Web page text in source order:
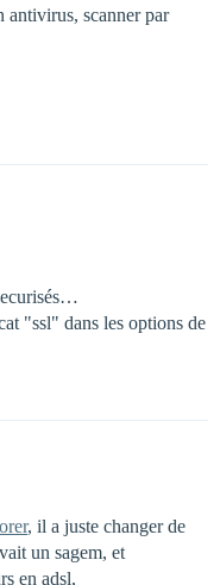
antivirus, scanner par
"ssl" dans les options de
, il a juste changer de
un sagem, et
en adsl,